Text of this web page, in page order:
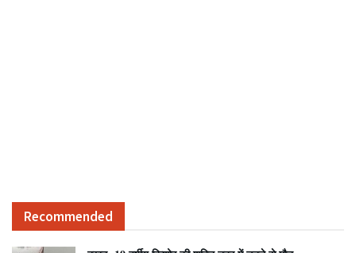
Recommended